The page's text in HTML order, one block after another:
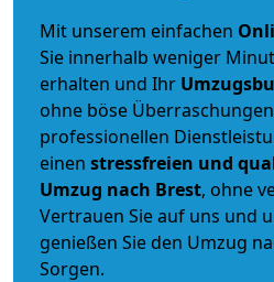
Mit unserem einfachen
Sie innerhalb weniger
erhalten und Ihr
ohne böse
professionellen
einen stressfreien und
Umzug nach Brest, ohne
Vertrauen Sie auf uns und
genießen Sie den Umzug
Sorgen.